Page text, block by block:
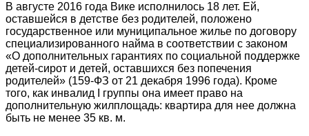
В августе 2016 года Вике исполнилось 18 лет. Ей,
оставшейся в детстве без родителей, положено
государственное или муниципальное жилье по договору
специализированного найма в соответствии с законом
«О дополнительных гарантиях по социальной поддержке
детей-сирот и детей, оставшихся без попечения
родителей» (159-ФЗ от 21 декабря 1996 года). Кроме
того, как инвалид I группы она имеет право на
дополнительную жилплощадь: квартира для нее должна
быть не менее 35 кв. м.